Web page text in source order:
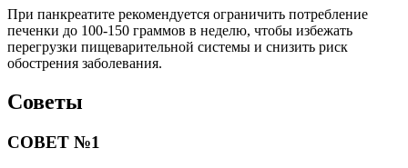
При панкреатите рекомендуется ограничить потребление
печенки до 100-150 граммов в неделю, чтобы избежать
перегрузки пищеварительной системы и снизить риск
обострения заболевания.
Советы
СОВЕТ №1